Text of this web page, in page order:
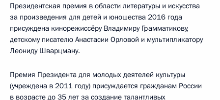
Президентская премия в области литературы и искусства
за произведения для детей и юношества 2016 года
присуждена кинорежиссёру Владимиру Грамматикову,
детскому писателю Анастасии Орловой и мультипликатору
Леониду Шварцману.
Премия Президента для молодых деятелей культуры
(учреждена в 2011 году) присуждается гражданам России
в возрасте до 35 лет за создание талантливых